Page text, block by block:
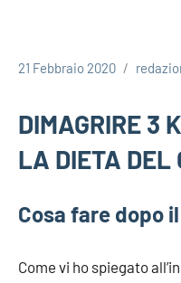
21 Febbraio 2020
DIMAGRIRE 3
LA DIETA DEL
Cosa fare dopo
Come vi ho spiegato